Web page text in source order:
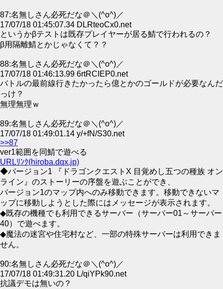
87:名無しさん必死だな＠＼(^o^)／
17/07/18 01:45:07.34 DLRteoCx0.net
というかβテストは既存プレイヤーが居る鯖で行われるの？
β用隔離鯖とかじゃなくて？？
88:名無しさん必死だな＠＼(^o^)／
17/07/18 01:46:13.99 6rtRCIEP0.net
バトルの最前線行きたかったら億とかのゴールドが必要なんだ
っけ？
無理無理ｗ
89:名無しさん必死だな＠＼(^o^)／
17/07/18 01:49:01.14 y/+fN/S30.net
>>87
ver1範囲を同鯖で遊べる
URLﾘﾝｸ(hiroba.dqx.jp)
◆バージョン1 『ドラゴンクエストX 目覚めし五つの種族 オン
ライン』のストーリーの序盤を遊ぶことができ、
バージョン1のマップ内へのみ移動できます。移動できないマ
ップに移動しようとした際にはメッセージが表示されます。
◆既存の機種でも利用できるサーバー（サーバー01～サーバー
40）で遊べます。
◆魔法の迷宮や住宅村など、一部の特殊サーバーは利用できま
せん。
90:名無しさん必死だな＠＼(^o^)／
17/07/18 01:49:31.20 L/qiYPk90.net
抗議デモは無いの？